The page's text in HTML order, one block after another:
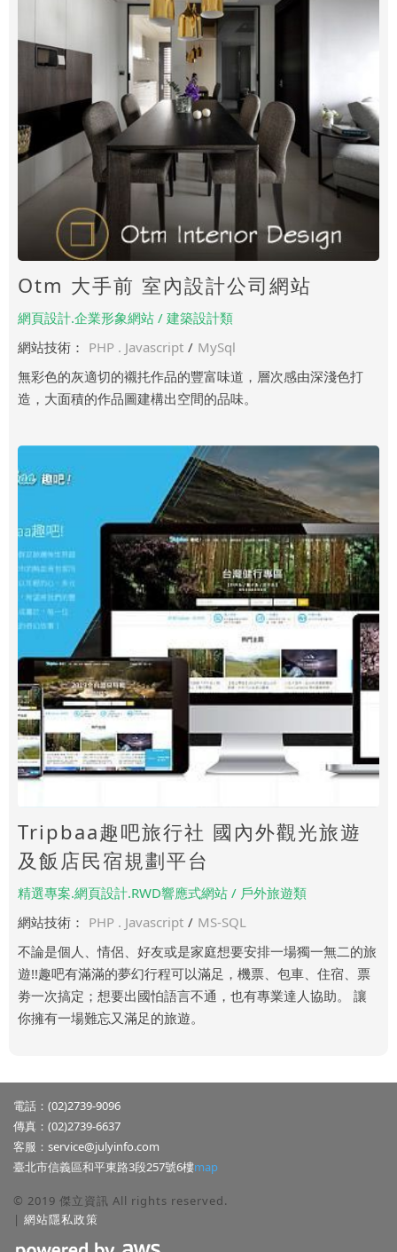
Otm 大手前 室內設計公司網站
網頁設計.企業形象網站 / 建築設計類
網站技術： PHP . Javascript / MySql
無彩色的灰適切的襯扥作品的豐富味道，層次感由深淺色打
造，大面積的作品圖建構出空間的品味。
Tripbaa趣吧旅行社 國內外觀光旅遊
及飯店民宿規劃平台
精選專案.網頁設計.RWD響應式網站 / 戶外旅遊類
網站技術： PHP . Javascript / MS-SQL
不論是個人、情侶、好友或是家庭想要安排一場獨一無二的旅
遊!!趣吧有滿滿的夢幻行程可以滿足，機票、包車、住宿、票
劵一次搞定；想要出國怕語言不通，也有專業達人協助。 讓
你擁有一場難忘又滿足的旅遊。
電話：(02)2739-9096
傳真：(02)2739-6637
客服： service@julyinfo.com
臺北市信義區和平東路3段257號6樓map
© 2019 傑立資訊 All rights reserved.
| 網站隱私政策